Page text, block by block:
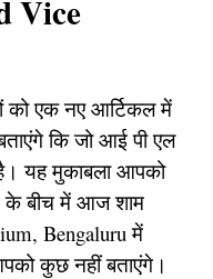
Vice
को एक नए आर्टिकल में
कि जो आई पी एल
है। यह मुकाबला आपको
के बीच में आज शाम
Bengaluru में
कुछ नहीं बताएंगे।